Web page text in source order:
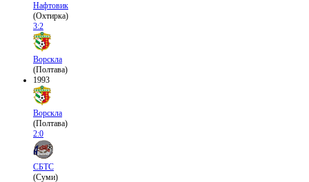
Нафтовик
(Охтирка)
3:2
Ворскла
(Полтава)
1993
Ворскла
(Полтава)
2:0
СБТС
(Суми)